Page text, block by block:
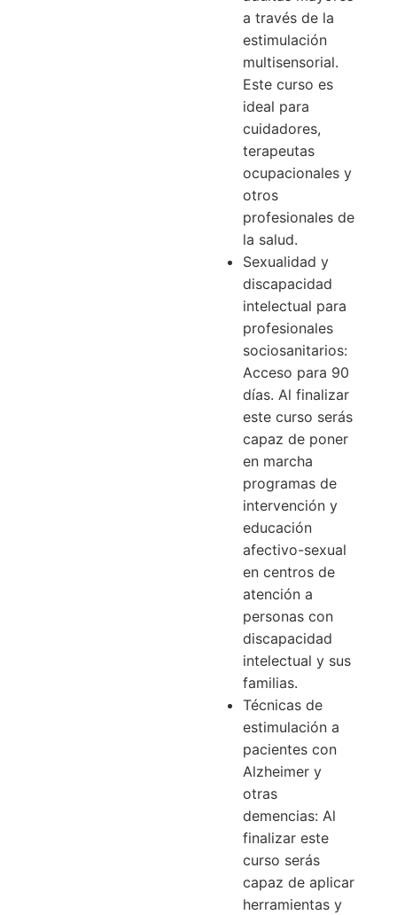
a través de la
estimulación
multisensorial.
Este curso es
ideal para
cuidadores,
terapeutas
ocupacionales y
otros
profesionales de
la salud.
Sexualidad y
discapacidad
intelectual para
profesionales
sociosanitarios:
Acceso para 90
días. Al finalizar
este curso serás
capaz de poner
en marcha
programas de
intervención y
educación
afectivo-sexual
en centros de
atención a
personas con
discapacidad
intelectual y sus
familias.
Técnicas de
estimulación a
pacientes con
Alzheimer y
otras
demencias: Al
finalizar este
curso serás
capaz de aplicar
herramientas y